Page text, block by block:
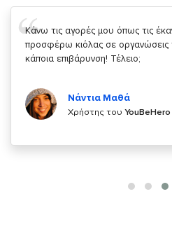
Σας ευχαριστώ που μας δίνετε
κάτι!
Χρήστης τουYouBeHero